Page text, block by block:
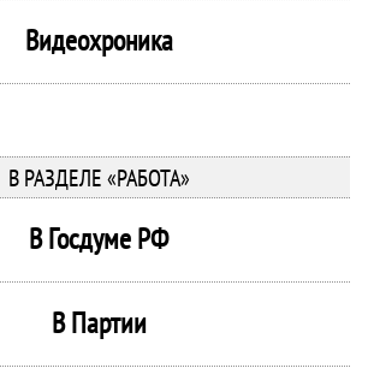
Видеохроника
В РАЗДЕЛЕ «РАБОТА»
В Госдуме РФ
В Партии